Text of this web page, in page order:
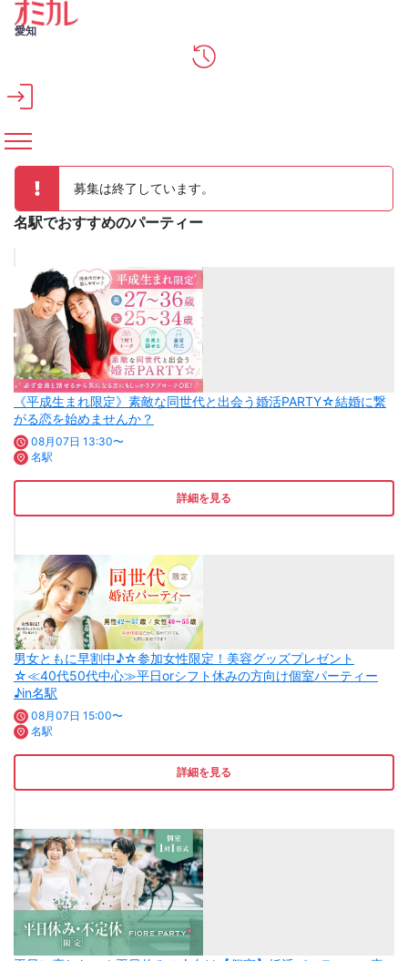
メインコンテンツへスキップ
愛知
募集は終了しています。
名駅でおすすめのパーティー
《平成生まれ限定》素敵な同世代と出会う婚活PARTY☆結婚に繋
がる恋を始めませんか？
08月07日 13:30〜
名駅
詳細を見る
男女ともに早割中♪☆参加女性限定！美容グッズプレゼント
☆≪40代50代中心≫平日orシフト休みの方向け個室パーティー
♪in名駅
08月07日 15:00〜
名駅
詳細を見る